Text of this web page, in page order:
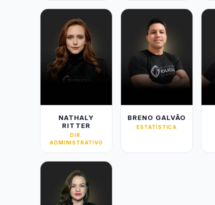
NATHALY
RITTER
DIR.
ADMINISTRATIVO
BRENO GALVÃO
ESTATÍSTICA